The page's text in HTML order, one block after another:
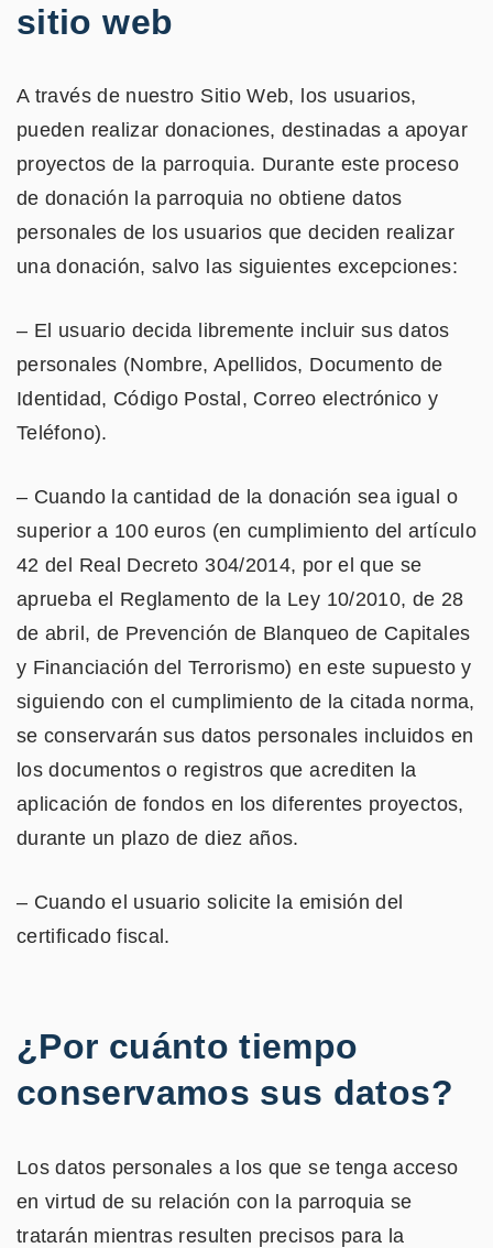
sitio web
A través de nuestro Sitio Web, los usuarios,
pueden realizar donaciones, destinadas a apoyar
proyectos de la parroquia. Durante este proceso
de donación la parroquia no obtiene datos
personales de los usuarios que deciden realizar
una donación, salvo las siguientes excepciones:
– El usuario decida libremente incluir sus datos
personales (Nombre, Apellidos, Documento de
Identidad, Código Postal, Correo electrónico y
Teléfono).
– Cuando la cantidad de la donación sea igual o
superior a 100 euros (en cumplimiento del artículo
42 del Real Decreto 304/2014, por el que se
aprueba el Reglamento de la Ley 10/2010, de 28
de abril, de Prevención de Blanqueo de Capitales
y Financiación del Terrorismo) en este supuesto y
siguiendo con el cumplimiento de la citada norma,
se conservarán sus datos personales incluidos en
los documentos o registros que acrediten la
aplicación de fondos en los diferentes proyectos,
durante un plazo de diez años.
– Cuando el usuario solicite la emisión del
certificado fiscal.
¿Por cuánto tiempo
conservamos sus datos?
Los datos personales a los que se tenga acceso
en virtud de su relación con la parroquia se
tratarán mientras resulten precisos para la